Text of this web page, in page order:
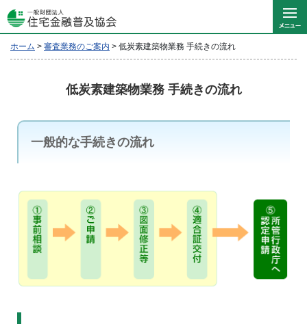
ホーム > 審査業務のご案内 > 低炭素建築物業務 手続きの流れ
低炭素建築物業務 手続きの流れ
一般的な手続きの流れ